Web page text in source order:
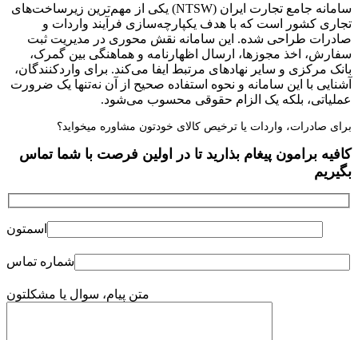
سامانه جامع تجارت ایران (NTSW) یکی از مهم‌ترین زیرساخت‌های
تجاری کشور است که با هدف یکپارچه‌سازی فرآیند واردات و
صادرات طراحی شده. این سامانه نقش محوری در مدیریت ثبت
سفارش، اخذ مجوزها، ارسال اظهارنامه و هماهنگی بین گمرک،
بانک مرکزی و سایر نهادهای مرتبط ایفا می‌کند. برای واردکنندگان،
آشنایی با این سامانه و نحوه استفاده صحیح از آن نه‌تنها یک ضرورت
عملیاتی، بلکه یک الزام حقوقی محسوب می‌شود.
برای صادرات، واردات یا ترخیص کالای خودتون مشاوره میخواید؟
کافیه برامون پیغام بذارید تا در اولین فرصت با شما تماس
بگیریم
اسمتون
شماره تماس
متن پیام، سوال یا مشکلتون